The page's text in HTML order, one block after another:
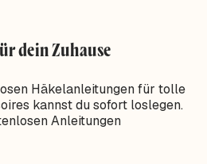
dein Zuhause
Häkelanleitungen für tolle
kannst du sofort loslegen.
Anleitungen